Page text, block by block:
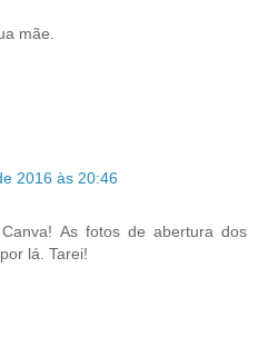
mãe.
2016 às 20:46
As fotos de abertura dos
lá. Tarei!